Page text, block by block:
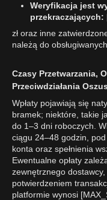
Weryfikacja jest
przekraczających:
zł oraz inne
należą do
Czasy Przetwarzania,
Przeciwdziałania
Wpłaty pojawiają się
bramek; niektóre, takie
do 1–3 dni roboczych.
ciągu 24–48 godzin,
konta oraz spełnienia
Ewentualne opłaty
zewnętrznego
potwierdzeniem
platformie wynosi